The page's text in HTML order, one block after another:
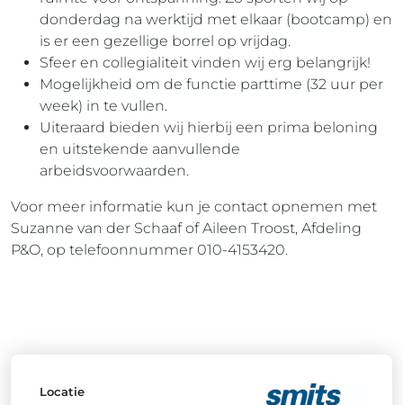
donderdag na werktijd met elkaar (bootcamp) en
is er een gezellige borrel op vrijdag.
Sfeer en collegialiteit vinden wij erg belangrijk!
Mogelijkheid om de functie parttime (32 uur per
week) in te vullen.
Uiteraard bieden wij hierbij een prima beloning
en uitstekende aanvullende
arbeidsvoorwaarden.
Voor meer informatie kun je contact opnemen met
Suzanne van der Schaaf of Aileen Troost, Afdeling
P&O, op telefoonnummer 010-4153420.
Locatie